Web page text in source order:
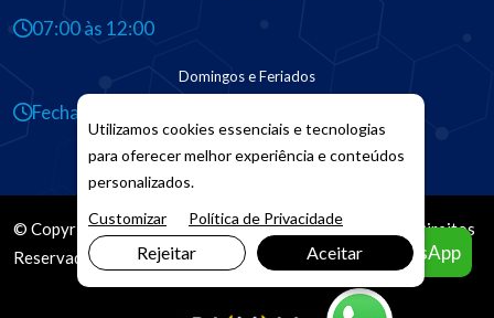
07:00 às 12:00
Domingos e Feriados
Fechado
© Copyright 2026. DIVIAMarketing Digital. Todos os Direitos
Reservados
Agendar pelo WhatsApp
Utilizamos cookies essenciais e tecnologias
para oferecer melhor experiência e conteúdos
personalizados.
Customizar
Política de Privacidade
Rejeitar Aceitar